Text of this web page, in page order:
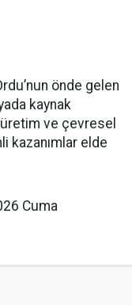
önde gelen
kaynak
ve çevresel
kazanımlar elde
Cuma